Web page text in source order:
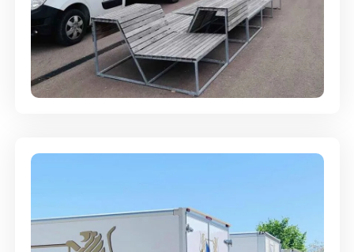
Umzugsreinigung - mit
Abgabegarantie